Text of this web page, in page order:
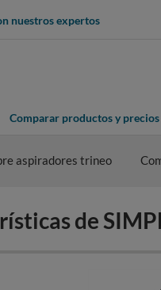
nuestros expertos
Comparar productos y precios
aspiradores trineo
de